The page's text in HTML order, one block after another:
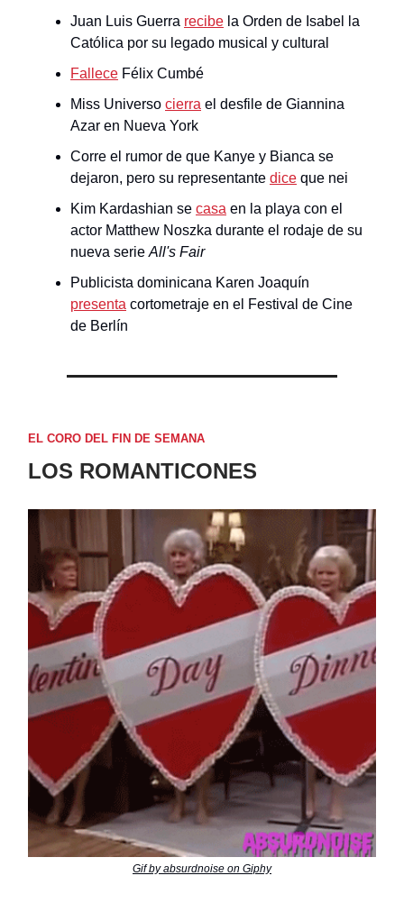
Juan Luis Guerra recibe la Orden de Isabel la
Católica por su legado musical y cultural
Fallece Félix Cumbé
Miss Universo cierra el desfile de Giannina
Azar en Nueva York
Corre el rumor de que Kanye y Bianca se
dejaron, pero su representante dice que nei
Kim Kardashian se casa en la playa con el
actor Matthew Noszka durante el rodaje de su
nueva serieAll's Fair
Publicista dominicana Karen Joaquín
presenta cortometraje en el Festival de Cine
de Berlín
EL CORO DEL FIN DE SEMANA
LOS ROMANTICONES
Gif by absurdnoise on Giphy